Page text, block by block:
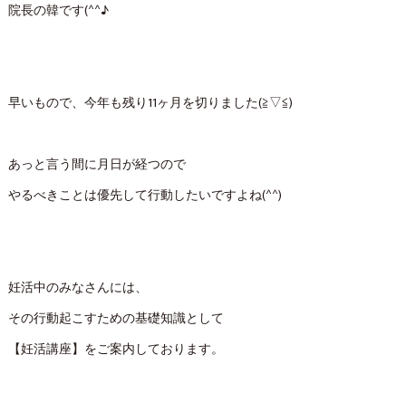
院長の韓です(^^♪
早いもので、今年も残り11ヶ月を切りました(≧▽≦)
あっと言う間に月日が経つので
やるべきことは優先して行動したいですよね(^^)
妊活中のみなさんには、
その行動起こすための基礎知識として
【妊活講座】をご案内しております。